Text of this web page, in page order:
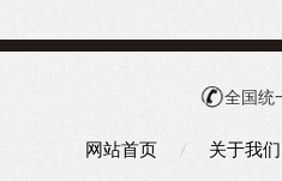
全国统
网站首页 关于我们